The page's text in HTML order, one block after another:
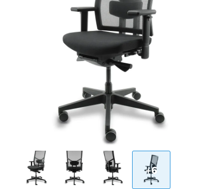
+6